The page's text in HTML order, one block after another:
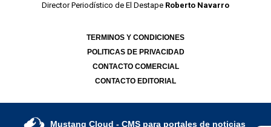
Director Periodístico de El Destape Roberto Navarro
TERMINOS Y CONDICIONES
POLITICAS DE PRIVACIDAD
CONTACTO COMERCIAL
CONTACTO EDITORIAL
Mustang Cloud - CMS para portales de noticias